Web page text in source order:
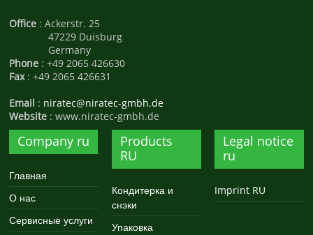
Office : Ackerstr. 25
47229 Duisburg
Germany
Phone : +49 2065 426630
Fax : +49 2065 426631
Email : niratec@niratec-gmbh.de
Website : www.niratec-gmbh.de
Company ru
Главная
О нас
Сервисные услуги
Products
RU
Кондитерка и
снэки
Упаковка
Legal notice
ru
Imprint RU